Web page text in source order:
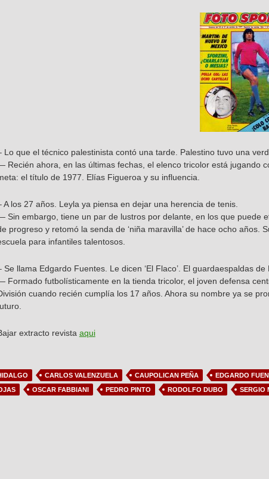
Lo que el técnico palestinista contó una tarde. Palestino tuvo una
Recién ahora, en las últimas fechas, el elenco tricolor está jugando
el título de 1977. Elías Figueroa y su influencia.
A los 27 años. Leyla ya piensa en dejar una herencia de tenis.
Sin embargo, tiene un par de lustros por delante, en los que puede
progreso y retomó la senda de ‘niña maravilla’ de hace ocho años.
para infantiles talentosos.
Se llama Edgardo Fuentes. Le dicen ‘El Flaco’. El guardaespaldas de
Formado futbolísticamente en la tienda tricolor, el joven defensa
cuando recién cumplía los 17 años. Ahora su nombre ya se
extracto revista aqui
CARLOS VALENZUELA CAUPOLICAN PEÑA EDGARDO
OSCAR FABBIANI PEDRO PINTO RODOLFO DUBO SERGIO